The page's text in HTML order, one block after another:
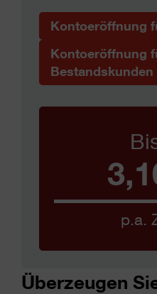
Kontoeröffnung
Kontoeröffnung
Bestandskunden
p.a.
Überzeugen